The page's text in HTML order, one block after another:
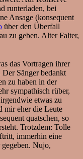
runterladen, bei
Ansage (konsequent
über den Überfall
zu geben. Alter Falter,
das Vortragen ihrer
Sänger bedankt
zu haben in der
sympathisch rüber,
etwas zu
mir eher die Leute
quatschen, so
Trotzdem: Tolle
immerhin eine
Nujo,